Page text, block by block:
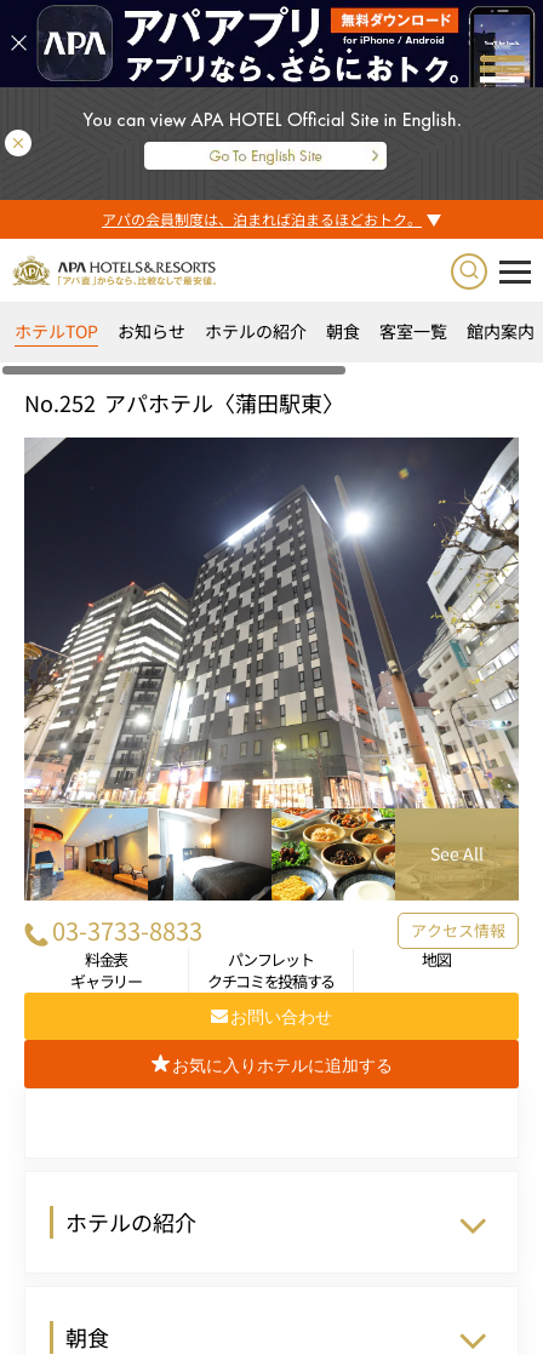
アパの会員制度は、泊まれば泊まるほどおトク。
ホテルTOP お知らせ ホテルの紹介 朝食 客室一覧 館内案内
No.252 アパホテル〈蒲田駅東〉
03-3733-8833
アクセス情報
料金表
パンフレット
地図
ギャラリー
クチコミを投稿する
お問い合わせ
お気に入りホテルに追加する
ホテルの紹介
朝食